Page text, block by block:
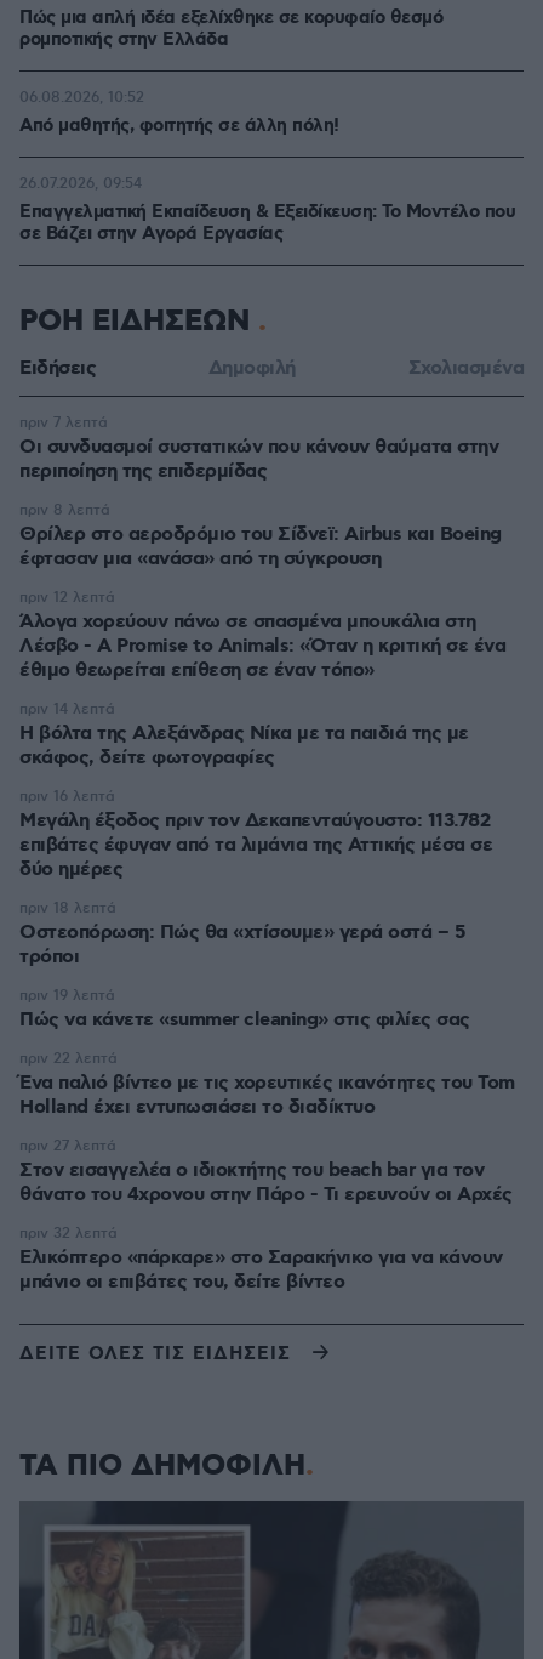
Πώς μια απλή ιδέα εξελίχθηκε σε κορυφαίο θεσμό
ρομποτικής στην Ελλάδα
Από μαθητής, φοιτητής σε άλλη πόλη!
06.08.2026, 10:52
Επαγγελματική Εκπαίδευση & Εξειδίκευση: Το Mοντέλο που
σε Bάζει στην Aγορά Eργασίας
26.07.2026, 09:54
ΡΟΗ ΕΙΔΗΣΕΩΝ
Ειδήσεις Δημοφιλή Σχολιασμένα
Οι συνδυασμοί συστατικών που κάνουν θαύματα στην
περιποίηση της επιδερμίδας
πριν 7 λεπτά
Θρίλερ στο αεροδρόμιο του Σίδνεϊ: Airbus και Boeing
έφτασαν μια «ανάσα» από τη σύγκρουση
πριν 8 λεπτά
Άλογα χορεύουν πάνω σε σπασμένα μπουκάλια στη
Λέσβο - A Promise to Animals: «Όταν η κριτική σε ένα
έθιμο θεωρείται επίθεση σε έναν τόπο»
πριν 12 λεπτά
Η βόλτα της Αλεξάνδρας Νίκα με τα παιδιά της με
σκάφος, δείτε φωτογραφίες
πριν 14 λεπτά
Μεγάλη έξοδος πριν τον Δεκαπενταύγουστο: 113.782
επιβάτες έφυγαν από τα λιμάνια της Αττικής μέσα σε
δύο ημέρες
πριν 16 λεπτά
Οστεοπόρωση: Πώς θα «χτίσουμε» γερά οστά – 5
τρόποι
πριν 18 λεπτά
Πώς να κάνετε «summer cleaning» στις φιλίες σας
πριν 19 λεπτά
Ένα παλιό βίντεο με τις χορευτικές ικανότητες του Tom
Holland έχει εντυπωσιάσει το διαδίκτυο
πριν 22 λεπτά
Στον εισαγγελέα ο ιδιοκτήτης του beach bar για τον
θάνατο του 4χρονου στην Πάρο - Τι ερευνούν οι Αρχές
πριν 27 λεπτά
Ελικόπτερο «πάρκαρε» στο Σαρακήνικο για να κάνουν
μπάνιο οι επιβάτες του, δείτε βίντεο
πριν 32 λεπτά
ΔΕΙΤΕ ΟΛΕΣ ΤΙΣ ΕΙΔΗΣΕΙΣ
ΤΑ ΠΙΟ ΔΗΜΟΦΙΛΗ